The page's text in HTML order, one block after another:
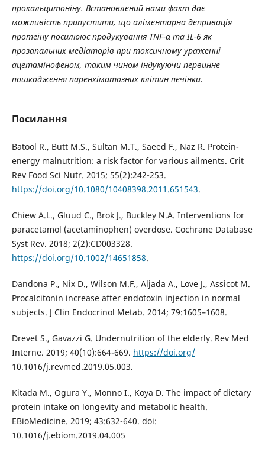
прокальцитоніну. Встановлений нами факт дає
можливість припустити, що аліментарна депривація
протеїну посилюює продукування TNF-α та IL-6 як
прозапальних медіаторів при токсичному ураженні
ацетамінофеном, таким чином індукуючи первинне
пошкодження паренхіматозних клітин печінки.
Посилання
Batool R., Butt M.S., Sultan M.T., Saeed F., Naz R. Protein-
energy malnutrition: a risk factor for various ailments. Crit
Rev Food Sci Nutr. 2015; 55(2):242-253.
https://doi.org/10.1080/10408398.2011.651543.
Chiew A.L., Gluud C., Brok J., Buckley N.A. Interventions for
paracetamol (acetaminophen) overdose. Cochrane Database
Syst Rev. 2018; 2(2):CD003328.
https://doi.org/10.1002/14651858.
Dandona P., Nix D., Wilson M.F., Aljada A., Love J., Assicot M.
Procalcitonin increase after endotoxin injection in normal
subjects. J Clin Endocrinol Metab. 2014; 79:1605–1608.
Drevet S., Gavazzi G. Undernutrition of the elderly. Rev Med
Interne. 2019; 40(10):664-669. https://doi.org/
10.1016/j.revmed.2019.05.003.
Kitada M., Ogura Y., Monno I., Koya D. The impact of dietary
protein intake on longevity and metabolic health.
EBioMedicine. 2019; 43:632-640. doi:
10.1016/j.ebiom.2019.04.005